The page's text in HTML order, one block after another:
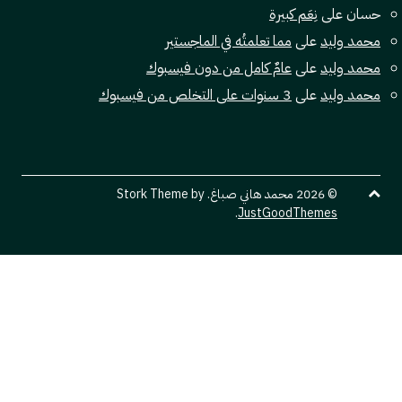
نِعَم كبيرة
علىمما تعلمتُه في الماجستير
علىعامٌ كامل من دون فيسبوك
على3 سنوات على التخلص من فيسبوك
JustGoodThemes
.